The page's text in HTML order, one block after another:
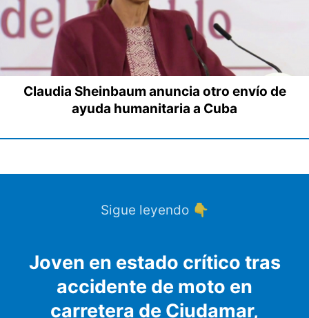
Claudia Sheinbaum anuncia otro envío de
ayuda humanitaria a Cuba
Sigue leyendo 👇